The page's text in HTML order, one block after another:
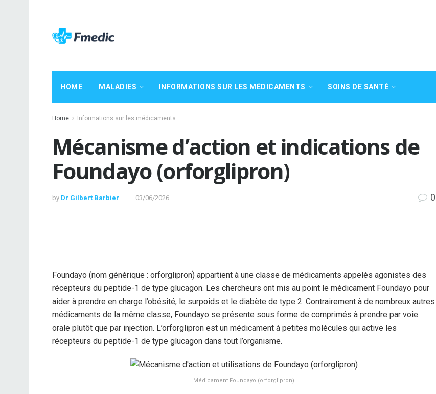
HOME MALADIES INFORMATIONS SUR LES MÉDICAMENTS SOINS DE SANTÉ
Home Informations sur les médicaments
Mécanisme d’action et indications de
Foundayo (orforglipron)
by Dr Gilbert Barbier 03/06/2026 0
Foundayo (nom générique : orforglipron) appartient à une classe de médicaments appelés agonistes des
récepteurs du peptide-1 de type glucagon. Les chercheurs ont mis au point le médicament Foundayo pour
aider à prendre en charge l’obésité, le surpoids et le diabète de type 2. Contrairement à de nombreux autres
médicaments de la même classe, Foundayo se présente sous forme de comprimés à prendre par voie
orale plutôt que par injection. L’orforglipron est un médicament à petites molécules qui active les
récepteurs du peptide-1 de type glucagon dans tout l’organisme.
Médicament Foundayo (orforglipron)